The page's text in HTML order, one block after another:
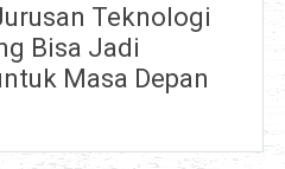
Teknologi
Bisa Jadi
Masa Depan